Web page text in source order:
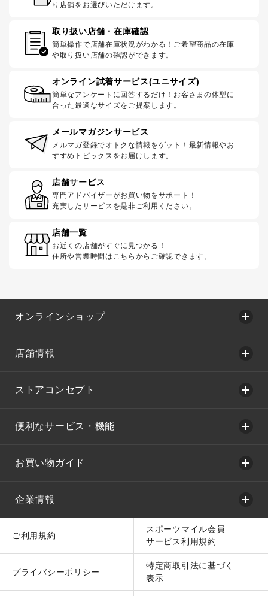
り店舗をお選びいただけます。
取り扱い店舗・在庫確認
簡単操作で店舗在庫状況がわかる！ご希望商品の在庫
や取り扱い店舗の確認ができます。
オンライン試着サービス(ユニサイズ)
簡単なアンケートに回答するだけ！お客さまの体型に
合った最適なサイズをご提案します。
メールマガジンサービス
メルマガ登録でオトクな情報をゲット！最新情報やお
すすめトピックスをお届けします。
店舗サービス
専門アドバイザーがお買い物をサポート！
充実したサービスを是非ご利用ください。
店舗一覧
お近くの店舗がすぐに見つかる！
住所や営業時間はこちらからご確認できます。
オンラインショップ
店舗情報
ストアコンセプト
便利なサービス・機能
お買い物ガイド
企業情報
ご利用規約
スポーツマイル会員
サービス利用規約
プライバシーポリシー
特定商取引法に基づく
表示